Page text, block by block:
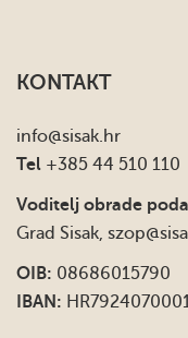
KONTAKT
info@sisak.hr
Tel +385 44 510 110
Voditelj obrade
Grad Sisak,
OIB: 08686015790
IBAN: